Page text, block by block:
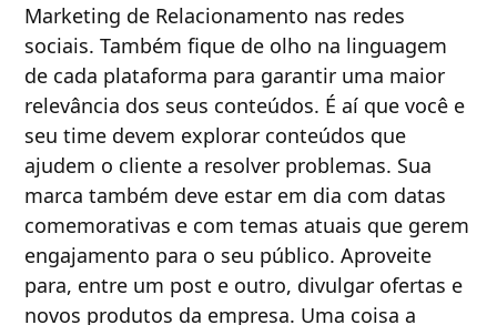
Marketing de Relacionamento nas redes
sociais. Também fique de olho na linguagem
de cada plataforma para garantir uma maior
relevância dos seus conteúdos. É aí que você e
seu time devem explorar conteúdos que
ajudem o cliente a resolver problemas. Sua
marca também deve estar em dia com datas
comemorativas e com temas atuais que gerem
engajamento para o seu público. Aproveite
para, entre um post e outro, divulgar ofertas e
novos produtos da empresa. Uma coisa a